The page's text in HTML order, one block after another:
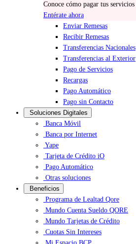
Conoce cómo pagar tus servicios
Entérate ahora
Enviar Remesas
Recibir Remesas
Transferencias Nacionales
Transferencias al Exterior
Pago de Servicios
Recargas
Pago Automático
Pago sin Contacto
Soluciones Digitales
Banca Móvil
Banca por Internet
Yape
Tarjeta de Crédito iO
Pago Automático
Otras soluciones
Beneficios
Programa de Lealtad Qore
Mundo Cuenta Sueldo QORE
Mundo Tarjetas de Crédito
Cuotas Sin Intereses